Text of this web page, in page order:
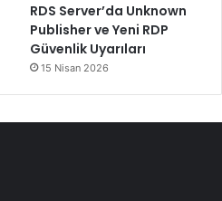
RDS Server’da Unknown
Publisher ve Yeni RDP
Güvenlik Uyarıları
15 Nisan 2026